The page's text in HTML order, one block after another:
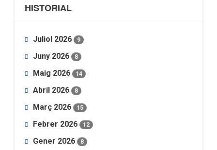
HISTORIAL
Juliol 2026 9
Juny 2026 8
Maig 2026 14
Abril 2026 8
Març 2026 15
Febrer 2026 12
Gener 2026 8